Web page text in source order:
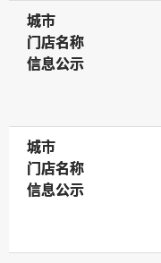
城市
城市
门店名称
门店名称
信息公示
信息公示
城市
城市
门店名称
门店名称
信息公示
信息公示